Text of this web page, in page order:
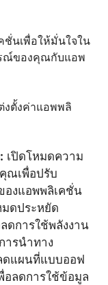
ชั่นเพื่อให้มั่นใจใน
ณ์ของคุณกับแอพ
งตั้งค่าแอพพลิ
เปิดโหมดความ
ณเพื่อปรับ
องแอพพลิเคชั่น
ดประหยัด
ดการใช้พลังงาน
ารนำทาง
ดแผนที่แบบออฟ
อลดการใช้ข้อมูล